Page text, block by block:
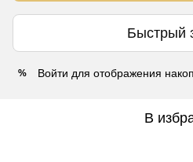
Быстрый
% Войти для отображения
В